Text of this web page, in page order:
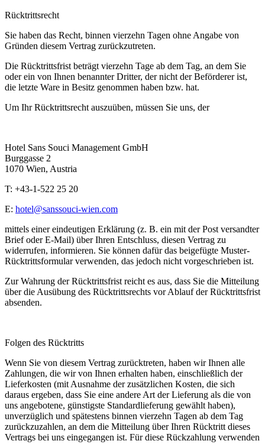
Rücktrittsrecht
Sie haben das Recht, binnen vierzehn Tagen ohne Angabe von
Gründen diesem Vertrag zurückzutreten.
Die Rücktrittsfrist beträgt vierzehn Tage ab dem Tag, an dem Sie
oder ein von Ihnen benannter Dritter, der nicht der Beförderer ist,
die letzte Ware in Besitz genommen haben bzw. hat.
Um Ihr Rücktrittsrecht auszuüben, müssen Sie uns, der
Hotel Sans Souci Management GmbH
Burggasse 2
1070 Wien, Austria
T: +43-1-522 25 20
E: hotel@sanssouci-wien.com
mittels einer eindeutigen Erklärung (z. B. ein mit der Post versandter
Brief oder E-Mail) über Ihren Entschluss, diesen Vertrag zu
widerrufen, informieren. Sie können dafür das beigefügte Muster-
Rücktrittsformular verwenden, das jedoch nicht vorgeschrieben ist.
Zur Wahrung der Rücktrittsfrist reicht es aus, dass Sie die Mitteilung
über die Ausübung des Rücktrittsrechts vor Ablauf der Rücktrittsfrist
absenden.
Folgen des Rücktritts
Wenn Sie von diesem Vertrag zurücktreten, haben wir Ihnen alle
Zahlungen, die wir von Ihnen erhalten haben, einschließlich der
Lieferkosten (mit Ausnahme der zusätzlichen Kosten, die sich
daraus ergeben, dass Sie eine andere Art der Lieferung als die von
uns angebotene, günstigste Standardlieferung gewählt haben),
unverzüglich und spätestens binnen vierzehn Tagen ab dem Tag
zurückzuzahlen, an dem die Mitteilung über Ihren Rücktritt dieses
Vertrags bei uns eingegangen ist. Für diese Rückzahlung verwenden